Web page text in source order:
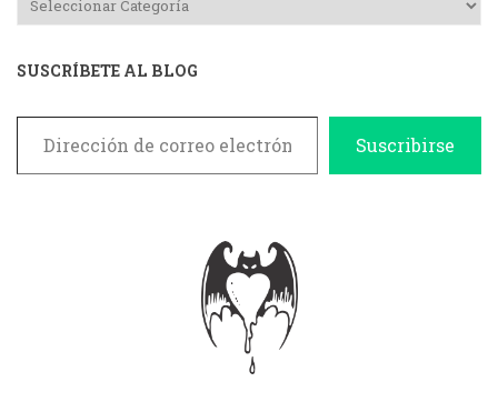
SUSCRÍBETE AL BLOG
Dirección de correo electrónico
Suscribirse